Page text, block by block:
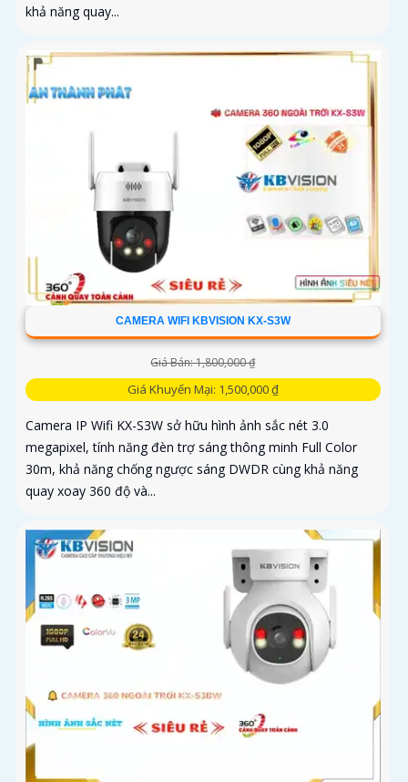
khả năng quay...
CAMERA WIFI KBVISION KX-S3W
Giá Bán: 1,800,000 ₫
Giá Khuyến Mại: 1,500,000 ₫
Camera IP Wifi KX-S3W sở hữu hình ảnh sắc nét 3.0
megapixel, tính năng đèn trợ sáng thông minh Full Color
30m, khả năng chống ngược sáng DWDR cùng khả năng
quay xoay 360 độ và...